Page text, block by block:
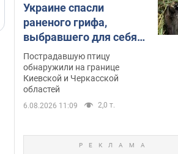
Украине спасли
раненого грифа,
выбравшего для себя
нетипичный маршрут.
Фото
Пострадавшую птицу
обнаружили на границе
Киевской и Черкасской
областей
6.08.2026 11:09 2,0 т.